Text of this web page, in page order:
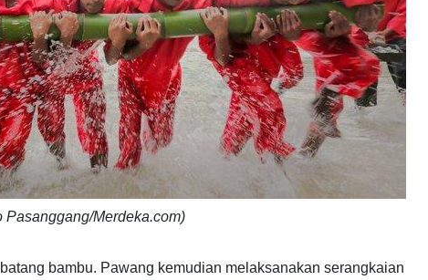
Pasanggang/Merdeka.com)
bambu. Pawang kemudian melaksanakan serangkaian